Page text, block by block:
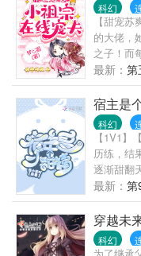
科幻
【甜宠
的大佬，
之子！而
灰？绝不
只是，每
佬拿着气
……她什么
瑟发抖的
夏：……
汪：“你
……到底
不敢出声
女主VS万
最新： 第
宿主是
科幻
【1V1】
历练，结
逐渐甜翻
骗来的结
么？” 仙
界至宝随
古言世界
看傻了一
最新： 第
穿越未
科幻